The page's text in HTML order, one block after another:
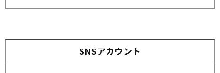
SNSアカウント